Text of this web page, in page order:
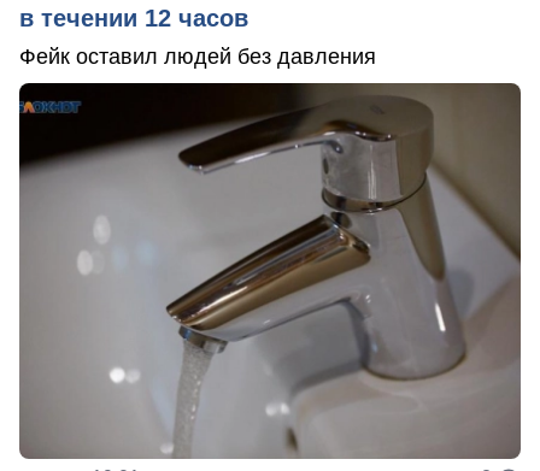
в течении 12 часов
Фейк оставил людей без давления